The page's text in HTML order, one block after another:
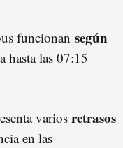
funcionan según
hasta las 07:15
variosretrasos
en las